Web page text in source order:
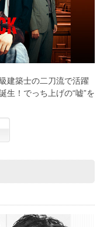
建築士の二刀流で活躍
生！でっち上げの“嘘”を